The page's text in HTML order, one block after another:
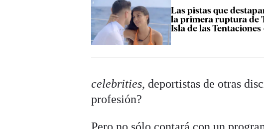
Las pistas que
la primera ruptura de
Isla de las Tentaciones
celebrities, deportistas de otras
profesión?